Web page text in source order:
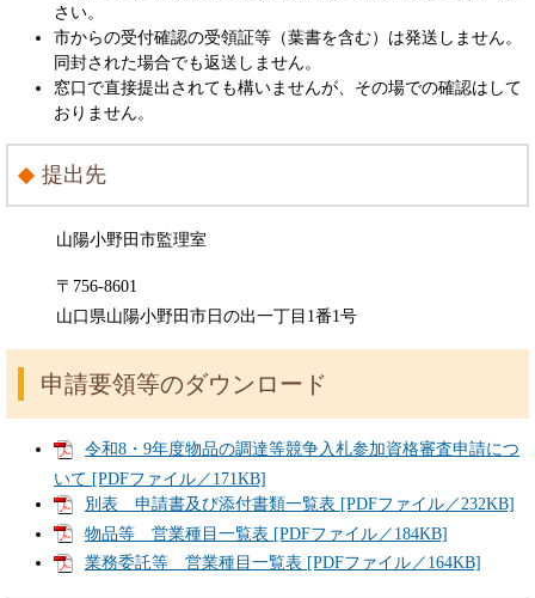
さい。
市からの受付確認の受領証等（葉書を含む）は発送しません。
同封された場合でも返送しません。
窓口で直接提出されても構いませんが、その場での確認はして
おりません。
提出先
山陽小野田市監理室
〒756-8601
山口県山陽小野田市日の出一丁目1番1号
申請要領等のダウンロード
令和8・9年度物品の調達等競争入札参加資格審査申請につ
いて [PDFファイル／171KB]
別表 申請書及び添付書類一覧表 [PDFファイル／232KB]
物品等 営業種目一覧表 [PDFファイル／184KB]
業務委託等 営業種目一覧表 [PDFファイル／164KB]